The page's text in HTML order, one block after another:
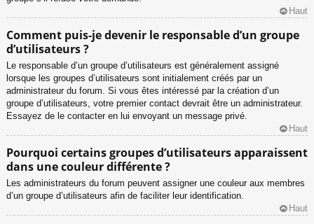
Haut
Comment puis-je devenir le responsable d’un groupe
d’utilisateurs ?
Le responsable d’un groupe d’utilisateurs est généralement assigné
lorsque les groupes d’utilisateurs sont initialement créés par un
administrateur du forum. Si vous êtes intéressé par la création d’un
groupe d’utilisateurs, votre premier contact devrait être un administrateur.
Essayez de le contacter en lui envoyant un message privé.
Haut
Pourquoi certains groupes d’utilisateurs apparaissent
dans une couleur différente ?
Les administrateurs du forum peuvent assigner une couleur aux membres
d’un groupe d’utilisateurs afin de faciliter leur identification.
Haut